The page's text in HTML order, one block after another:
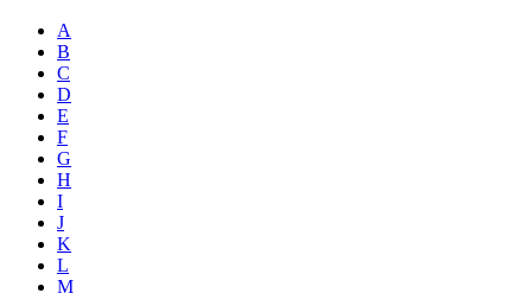
A
B
C
D
E
F
G
H
I
J
K
L
M